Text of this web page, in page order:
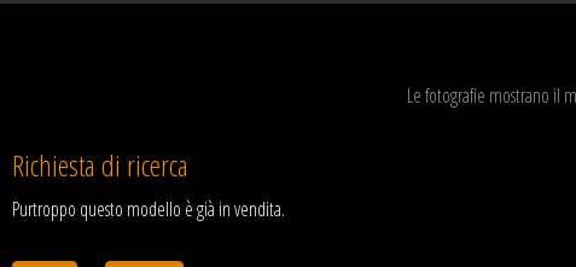
Le fotografie mostrano il
Richiesta di ricerca
Purtroppo questo modello è già in vendita.